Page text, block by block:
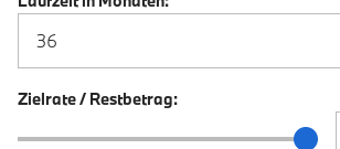
Zielrate / Restbetrag:
Zielrate / Restbetrag Schieberegler